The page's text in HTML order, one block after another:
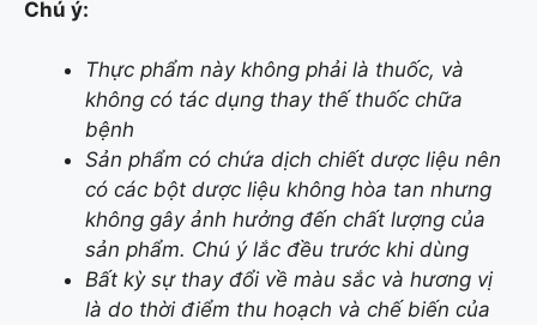
Chú ý:
Thực phẩm này không phải là thuốc, và
không có tác dụng thay thế thuốc chữa
bệnh
Sản phẩm có chứa dịch chiết dược liệu nên
có các bột dược liệu không hòa tan nhưng
không gây ảnh hưởng đến chất lượng của
sản phẩm. Chú ý lắc đều trước khi dùng
Bất kỳ sự thay đổi về màu sắc và hương vị
là do thời điểm thu hoạch và chế biến của